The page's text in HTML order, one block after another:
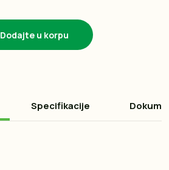
Dodajte u korpu
Specifikacije